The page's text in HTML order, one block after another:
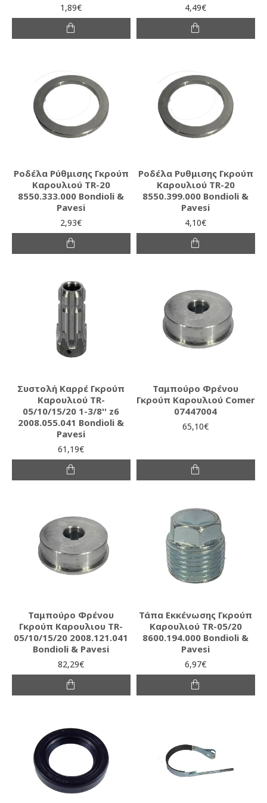
1,89€ 4,49€
Ροδέλα Ρύθμισης Γκρούπ
Καρουλιού TR-20
8550.333.000 Bondioli &
Pavesi
2,93€
Ροδέλα Ρυθμισης Γκρούπ
Καρουλιού TR-20
8550.399.000 Bondioli &
Pavesi
4,10€
Συστολή Καρρέ Γκρούπ
Καρουλιού TR-
05/10/15/20 1-3/8'' z6
2008.055.041 Bondioli &
Pavesi
61,19€
Ταμπούρο Φρένου
Γκρούπ Καρουλιού Comer
07447004
65,10€
Ταμπούρο Φρένου
Γκρούπ Καρουλιου TR-
05/10/15/20 2008.121.041
Bondioli & Pavesi
82,29€
Τάπα Εκκένωσης Γκρούπ
Καρουλιού TR-05/20
8600.194.000 Bondioli &
Pavesi
6,97€